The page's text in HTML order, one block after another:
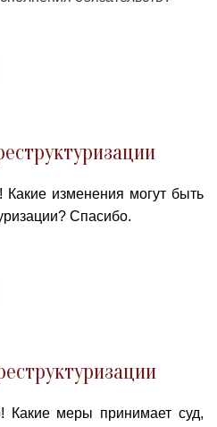
Какие изменения могут быть
Спасибо.
Какие меры принимает суд,